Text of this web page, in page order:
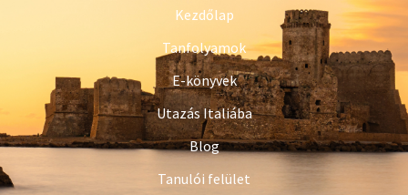
Kezdőlap
Tanfolyamok
E-könyvek
Utazás Italiába
Blog
Tanulói felület